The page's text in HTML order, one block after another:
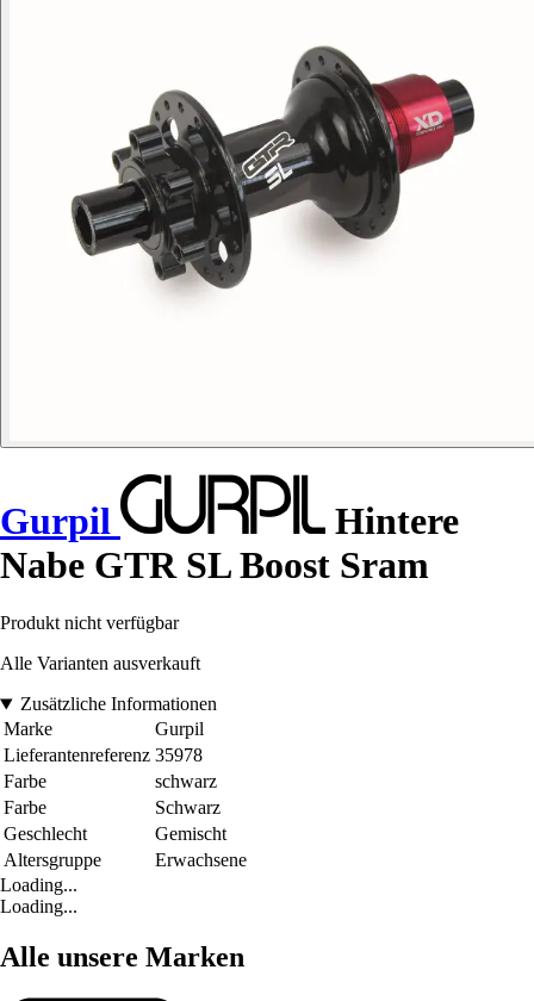
Gurpil
Hintere
Nabe GTR SL Boost Sram
Produkt nicht verfügbar
Alle Varianten ausverkauft
Zusätzliche Informationen
Marke
Gurpil
Lieferantenreferenz 35978
Farbe
schwarz
Farbe
Schwarz
Geschlecht
Gemischt
Altersgruppe
Erwachsene
Loading...
Loading...
Alle unsere Marken